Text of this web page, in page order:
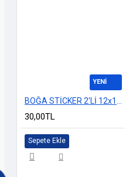
YENİ
30,00TL
Sepete Ekle